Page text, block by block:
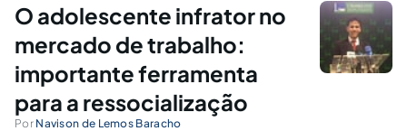
O adolescente infrator no
mercado de trabalho:
importante ferramenta
para a ressocialização
Por Navison de Lemos Baracho